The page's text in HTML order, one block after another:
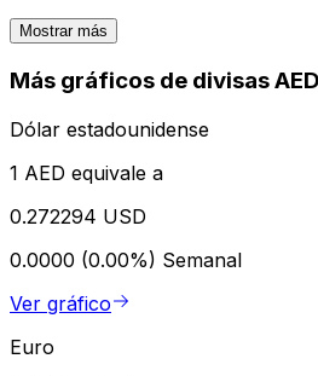
Mostrar más
Más gráficos de divisas
Dólar estadounidense
1 AED equivale a
0.272294 USD
0.0000 (0.00%) Semanal
Ver gráfico
Euro